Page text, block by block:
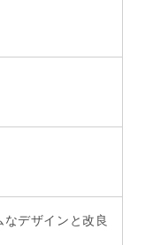
デザインと改良